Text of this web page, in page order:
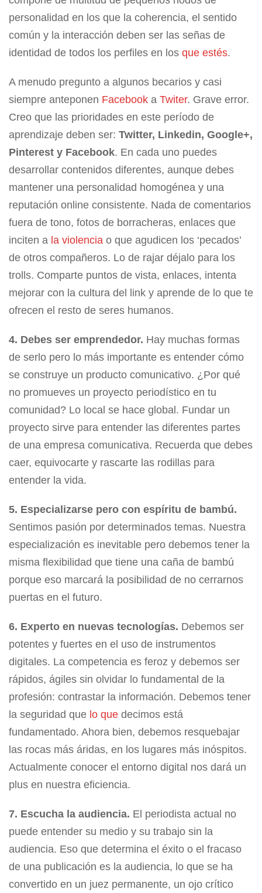
personalidad en los que la coherencia, el sentido
común y la interacción deben ser las señas de
identidad de todos los perfiles en los que estés.
A menudo pregunto a algunos becarios y casi
siempre anteponen Facebook a Twiter. Grave error.
Creo que las prioridades en este período de
aprendizaje deben ser: Twitter, Linkedin, Google+,
Pinterest y Facebook. En cada uno puedes
desarrollar contenidos diferentes, aunque debes
mantener una personalidad homogénea y una
reputación online consistente. Nada de comentarios
fuera de tono, fotos de borracheras, enlaces que
inciten a la violencia o que agudicen los ‘pecados’
de otros compañeros. Lo de rajar déjalo para los
trolls. Comparte puntos de vista, enlaces, intenta
mejorar con la cultura del link y aprende de lo que te
ofrecen el resto de seres humanos.
4. Debes ser emprendedor. Hay muchas formas
de serlo pero lo más importante es entender cómo
se construye un producto comunicativo. ¿Por qué
no promueves un proyecto periodístico en tu
comunidad? Lo local se hace global. Fundar un
proyecto sirve para entender las diferentes partes
de una empresa comunicativa. Recuerda que debes
caer, equivocarte y rascarte las rodillas para
entender la vida.
5. Especializarse pero con espíritu de bambú.
Sentimos pasión por determinados temas. Nuestra
especialización es inevitable pero debemos tener la
misma flexibilidad que tiene una caña de bambú
porque eso marcará la posibilidad de no cerrarnos
puertas en el futuro.
6. Experto en nuevas tecnologías. Debemos ser
potentes y fuertes en el uso de instrumentos
digitales. La competencia es feroz y debemos ser
rápidos, ágiles sin olvidar lo fundamental de la
profesión: contrastar la información. Debemos tener
la seguridad que lo que decimos está
fundamentado. Ahora bien, debemos resquebajar
las rocas más áridas, en los lugares más inóspitos.
Actualmente conocer el entorno digital nos dará un
plus en nuestra eficiencia.
7. Escucha la audiencia. El periodista actual no
puede entender su medio y su trabajo sin la
audiencia. Eso que determina el éxito o el fracaso
de una publicación es la audiencia, lo que se ha
convertido en un juez permanente, un ojo crítico